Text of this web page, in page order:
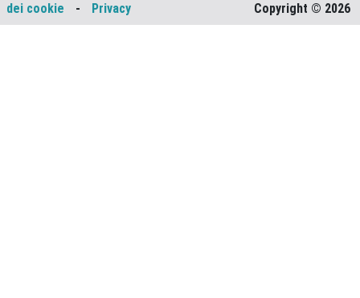
dei cookie
- Privacy Copyright © 2026